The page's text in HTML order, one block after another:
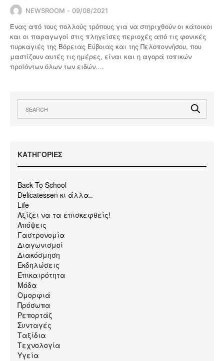
NEWSROOM 09/08/2021
Ένας από τους πολλούς τρόπους για να στηριχθούν οι κάτοικοι
και οι παραγωγοί στις πληγείσες περιοχές από τις φονικές
πυρκαγιές της Βόρειας Εύβοιας και της Πελοποννήσου, που
μαστίζουν αυτές τις ημέρες, είναι και η αγορά τοπικών
προϊόντων όλων των ειδών.…
KΑΤΗΓΟΡΙΕΣ
Back To School
Delicatessen κι άλλα..
Life
Αξίζει να τα επισκεφθείς!
Απόψεις
Γαστρονομία
Διαγωνισμοί
Διακόσμηση
Εκδηλώσεις
Επικαιρότητα
Μόδα
Ομορφιά
Πρόσωπα
Ρεπορτάζ
Συνταγές
Ταξίδια
Τεχνολογία
Υγεία